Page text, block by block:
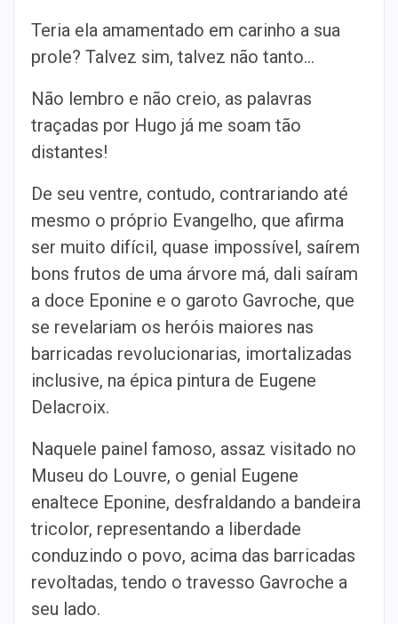
Teria ela amamentado em carinho a sua
prole? Talvez sim, talvez não tanto…
Não lembro e não creio, as palavras
traçadas por Hugo já me soam tão
distantes!
De seu ventre, contudo, contrariando até
mesmo o próprio Evangelho, que afirma
ser muito difícil, quase impossível, saírem
bons frutos de uma árvore má, dali saíram
a doce Eponine e o garoto Gavroche, que
se revelariam os heróis maiores nas
barricadas revolucionarias, imortalizadas
inclusive, na épica pintura de Eugene
Delacroix.
Naquele painel famoso, assaz visitado no
Museu do Louvre, o genial Eugene
enaltece Eponine, desfraldando a bandeira
tricolor, representando a liberdade
conduzindo o povo, acima das barricadas
revoltadas, tendo o travesso Gavroche a
seu lado.